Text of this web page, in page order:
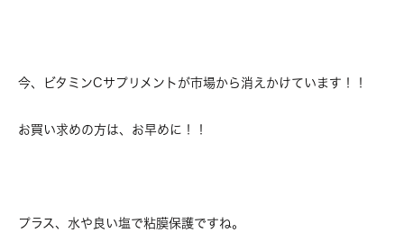
今、ビタミンCサプリメントが市場から消えかけています！！
お買い求めの方は、お早めに！！
プラス、水や良い塩で粘膜保護ですね。